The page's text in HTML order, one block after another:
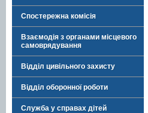
Спостережна комісія
Взаємодія з органами місцевого
самоврядування
Відділ цивільного захисту
Відділ оборонної роботи
Служба у справах дітей